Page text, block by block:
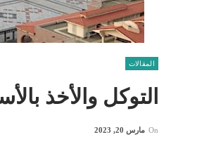
المقالات
التوكل والأخذ
On مارس 20, 2023